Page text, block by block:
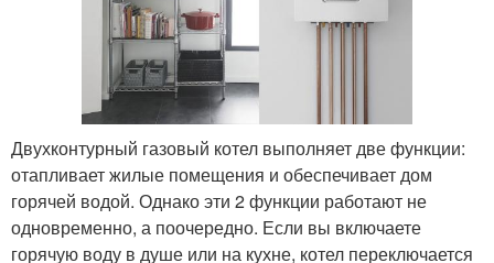
Двухконтурный газовый котел выполняет две функции:
отапливает жилые помещения и обеспечивает дом
горячей водой. Однако эти 2 функции работают не
одновременно, а поочередно. Если вы включаете
горячую воду в душе или на кухне, котел переключается